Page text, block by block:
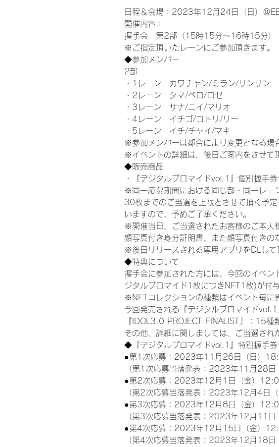
日程＆会場：2023年12月24日（日）＠
開催内容：
握手会　第2部（15時15分～16時15分）
※ご指定頂いたレーンにご参加頂きます。
◆参加メンバー
2部
・1レーン　カワチャン/ミラン/リンリン
・2レーン　タマ/ペロ/ロゼ
・3レーン　サナ/ニイ/マリオ
・4レーン　イチゴ/コトリ/リー
・5レーン　イチ/チャイ/マキ
※参加メンバーは都合により変更となる場
※イベントの詳細は、後日ご案内をさせて
◆販売商品
・『デジタルブロマイドvol.1』個別握手
※同一応募期間における同じ部・同一レー
30枚までのご当選を上限とさせて頂く予
いますので、予めご了承ください。
※開催当日、ご当選されたお客様のご本人
顔写真付き身分証明書、また顔写真付きの
※後日リリースされる専用アプリをDLして
◆特典について
握手会に参加された方には、今回のイベ
ジタルブロマイド1枚につきNFT1枚)が付与
※NFTコレクションの種類はイベント毎に
今回発売される『デジタルブロマイド
『IDOL3.0 PROJECT FINALIST』：15種
その他、詳細に関しましては、ご当選され
◆『デジタルブロマイドvol.1』特別握手券
●第1次応募：2023年11月26日（日）
（第1次応募当落発表：2023年11月28日
●第2次応募：2023年12月1日（金）
（第2次応募当落発表：2023年12月4日（
●第3次応募：2023年12月8日（金）
（第3次応募当落発表：2023年12月11日
●第4次応募：2023年12月15日（金）
（第4次応募当落発表：2023年12月18日